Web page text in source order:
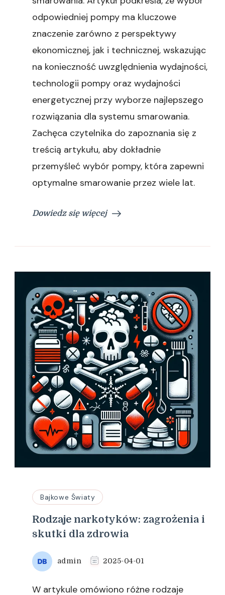
odpowiedniej pompy ma kluczowe
znaczenie zarówno z perspektywy
ekonomicznej, jak i technicznej, wskazując
na konieczność uwzględnienia wydajności,
technologii pompy oraz wydajności
energetycznej przy wyborze najlepszego
rozwiązania dla systemu smarowania.
Zachęca czytelnika do zapoznania się z
treścią artykułu, aby dokładnie
przemyśleć wybór pompy, która zapewni
optymalne smarowanie przez wiele lat.
Dowiedz się więcej
Bajkowe Światy
Rodzaje narkotyków: zagrożenia i
skutki dla zdrowia
admin 2025-04-01
W artykule omówiono różne rodzaje